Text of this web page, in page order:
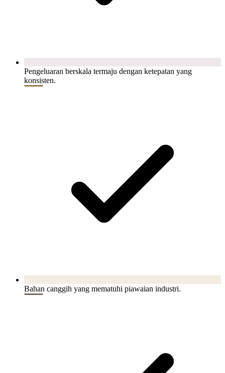
Pengeluaran berskala termaju dengan ketepatan yang
konsisten.
Bahan canggih yang mematuhi piawaian industri.